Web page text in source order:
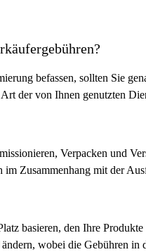
befassen, sollten Sie
der von Ihnen genutzten
Verpacken und
im Zusammenhang mit der
basieren, den Ihre
wobei die Gebühren